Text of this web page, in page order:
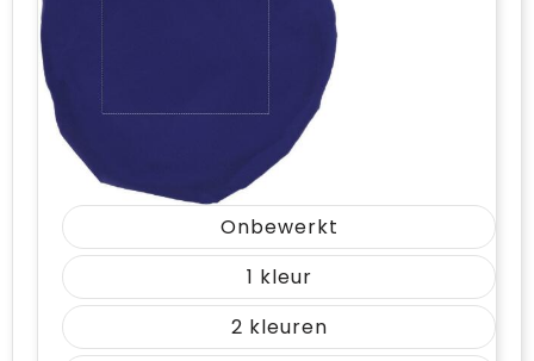
Vrije tijd en Strand
Waterflesjes
Winterse inspiratie
Themapakketten
Draagtassen
Golftassen
Trolleys
Goodiebags
Onbewerkt
1
2